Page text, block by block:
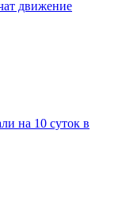
движение
на 10 суток в